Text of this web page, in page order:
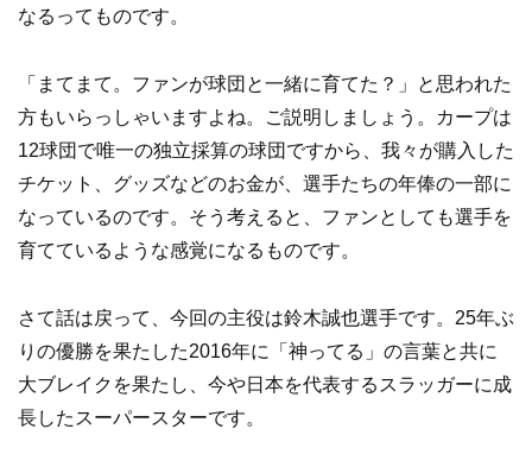
なるってものです。
「まてまて。ファンが球団と一緒に育てた？」と思われた
方もいらっしゃいますよね。ご説明しましょう。カープは
12球団で唯一の独立採算の球団ですから、我々が購入した
チケット、グッズなどのお金が、選手たちの年俸の一部に
なっているのです。そう考えると、ファンとしても選手を
育てているような感覚になるものです。
さて話は戻って、今回の主役は鈴木誠也選手です。25年ぶ
りの優勝を果たした2016年に「神ってる」の言葉と共に
大ブレイクを果たし、今や日本を代表するスラッガーに成
長したスーパースターです。